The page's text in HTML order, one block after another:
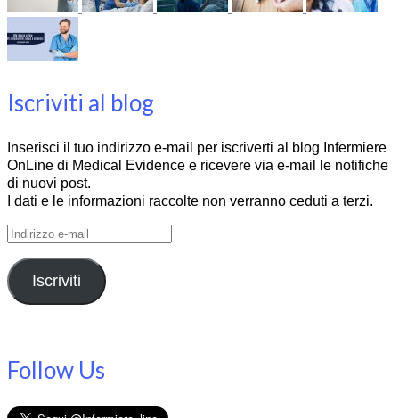
Iscriviti al blog
Inserisci il tuo indirizzo e-mail per iscriverti al blog Infermiere
OnLine di Medical Evidence e ricevere via e-mail le notifiche
di nuovi post.
I dati e le informazioni raccolte non verranno ceduti a terzi.
Indirizzo
mail
Iscriviti
Follow Us